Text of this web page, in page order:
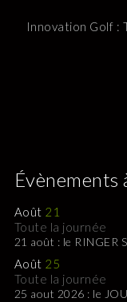
Innovation Golf :
Évènements
Août 21
Toute la journée
21 août : le RINGER
Août 25
Toute la journée
25 aout 2026 : le